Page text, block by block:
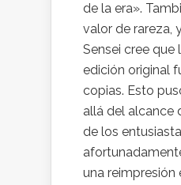
de la era».
valor de rareza,
Sensei cree que
edición original
copias. Esto
allá del alcance
de los
una reimpresión